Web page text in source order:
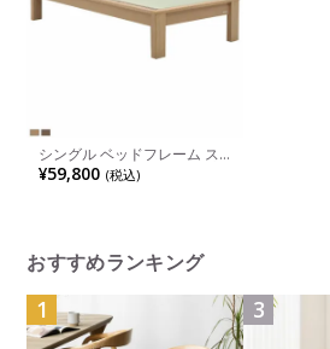
シングル ベッドフレーム ス
ミカ 畳ベッド ヘッドレス 高
さ調節可能 すのこ 国産本畳
¥59,800 (税込)
おすすめランキング
1 3